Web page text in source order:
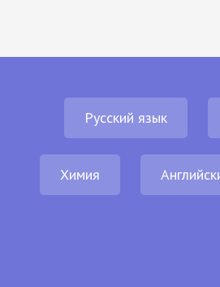
Русский язык
Химия